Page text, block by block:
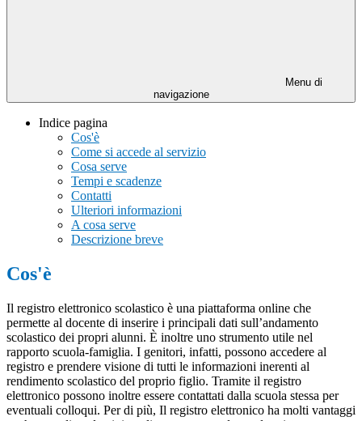
Menu di
navigazione
Indice pagina
Cos'è
Come si accede al servizio
Cosa serve
Tempi e scadenze
Contatti
Ulteriori informazioni
A cosa serve
Descrizione breve
Cos'è
Il registro elettronico scolastico è una piattaforma online che
permette al docente di inserire i principali dati sull’andamento
scolastico dei propri alunni. È inoltre uno strumento utile nel
rapporto scuola-famiglia. I genitori, infatti, possono accedere al
registro e prendere visione di tutti le informazioni inerenti al
rendimento scolastico del proprio figlio. Tramite il registro
elettronico possono inoltre essere contattati dalla scuola stessa per
eventuali colloqui. Per di più, Il registro elettronico ha molti vantaggi